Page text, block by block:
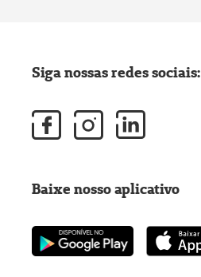
Siga nossas redes sociais:
Baixe nosso aplicativo